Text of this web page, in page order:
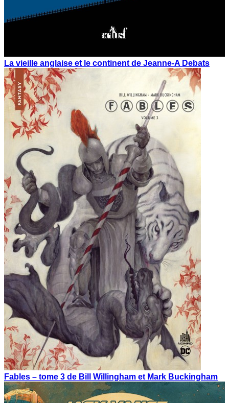
La vieille anglaise et le continent de Jeanne-A Debats
Fables – tome 3 de Bill Willingham et Mark Buckingham